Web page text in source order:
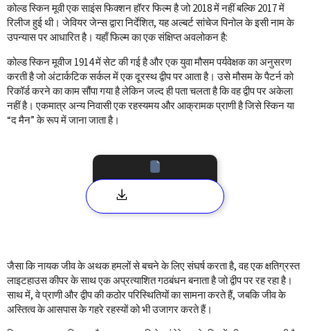
कोल्ड स्किन मूवी एक साइंस फिक्शन हॉरर फिल्म है जो 2018 में नहीं बल्कि 2017 में
रिलीज हुई थी। जेवियर जेन्स द्वारा निर्देशित, यह अल्बर्ट सांचेज पिनोल के इसी नाम के
उपन्यास पर आधारित है। यहाँ फिल्म का एक संक्षिप्त अवलोकन है:
कोल्ड स्किन मूवीज 1914 में सेट की गई है और एक युवा मौसम पर्यवेक्षक का अनुसरण
करती है जो अंटार्कटिक सर्कल में एक दूरस्थ द्वीप पर आता है। उसे मौसम के पैटर्न को
रिकॉर्ड करने का काम सौंपा गया है लेकिन जल्द ही पता चलता है कि वह द्वीप पर अकेला
नहीं है। एकमात्र अन्य निवासी एक रहस्यमय और आक्रामक प्राणी है जिसे स्किन या
“द मैन” के रूप में जाना जाता है।
जैसा कि नायक जीव के अथक हमलों से बचने के लिए संघर्ष करता है, वह एक क्षतिग्रस्त
लाइटहाउस कीपर के साथ एक अप्रत्याशित गठबंधन बनाता है जो द्वीप पर रह रहा है।
साथ में, वे प्राणी और द्वीप की कठोर परिस्थितियों का सामना करते हैं, जबकि जीव के
अस्तित्व के आसपास के गहरे रहस्यों को भी उजागर करते हैं।